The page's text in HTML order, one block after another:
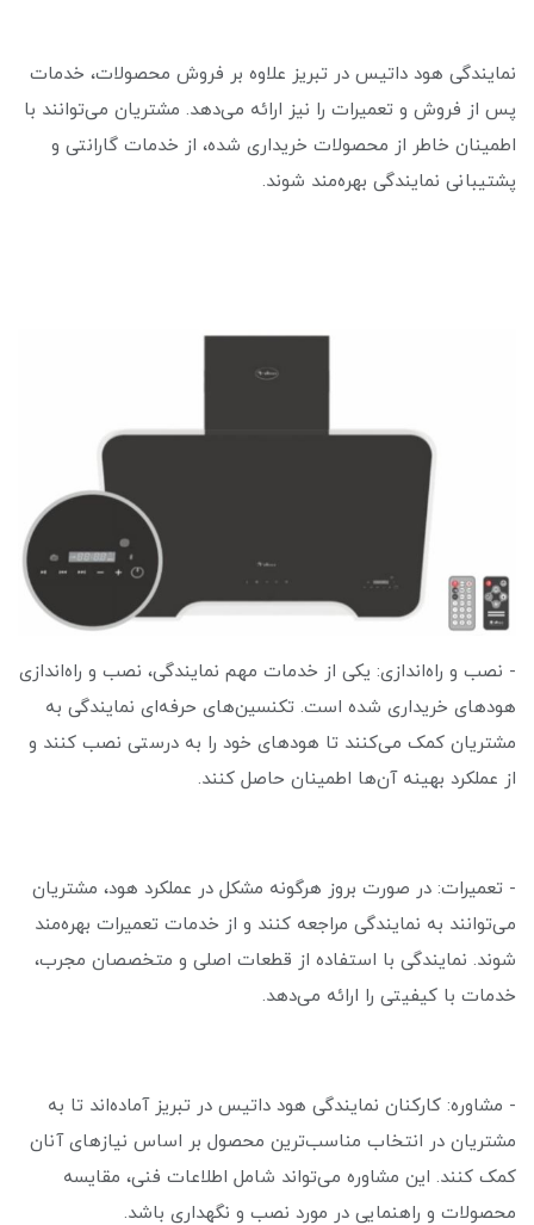
نمایندگی هود داتیس در تبریز علاوه بر فروش محصولات، خدمات
پس از فروش و تعمیرات را نیز ارائه می‌دهد. مشتریان می‌توانند با
اطمینان خاطر از محصولات خریداری شده، از خدمات گارانتی و
پشتیبانی نمایندگی بهره‌مند شوند.
- نصب و راه‌اندازی: یکی از خدمات مهم نمایندگی، نصب و راه‌اندازی
هودهای خریداری شده است. تکنسین‌های حرفه‌ای نمایندگی به
مشتریان کمک می‌کنند تا هودهای خود را به درستی نصب کنند و
از عملکرد بهینه آن‌ها اطمینان حاصل کنند.
- تعمیرات: در صورت بروز هرگونه مشکل در عملکرد هود، مشتریان
می‌توانند به نمایندگی مراجعه کنند و از خدمات تعمیرات بهره‌مند
شوند. نمایندگی با استفاده از قطعات اصلی و متخصصان مجرب،
خدمات با کیفیتی را ارائه می‌دهد.
- مشاوره: کارکنان نمایندگی هود داتیس در تبریز آماده‌اند تا به
مشتریان در انتخاب مناسب‌ترین محصول بر اساس نیازهای آنان
کمک کنند. این مشاوره می‌تواند شامل اطلاعات فنی، مقایسه
محصولات و راهنمایی در مورد نصب و نگهداری باشد.